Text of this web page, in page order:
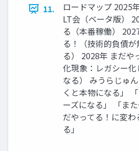
11.
ロードマップ 2025
LT会（ベータ版）
る（本番稼働）
る！（技術的負債
る） 2028年 まだ
化現象：レガシー化
なる） みうらじゅ
くと本物になる」
ーズになる」 「ま
だやってる！に変
る」